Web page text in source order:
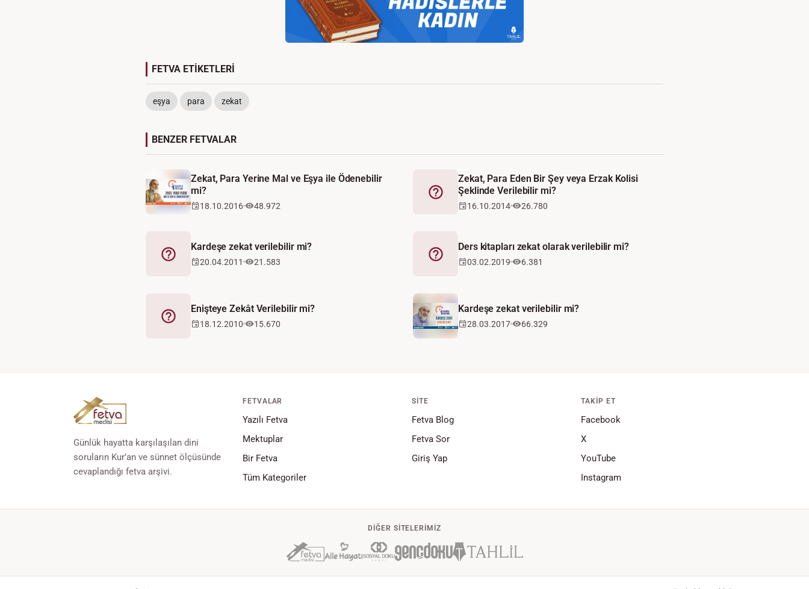
FETVA ETİKETLERİ
eşya para zekat
BENZER FETVALAR
Zekat, Para Yerine Mal ve Eşya ile Ödenebilir
mi?
18.10.2016 48.972
Fetva
Zekat, Para Eden Bir Şey veya Erzak Kolisi
Şeklinde Verilebilir mi?
16.10.2014 26.780
Fetva
Kardeşe zekat verilebilir mi?
20.04.2011 21.583 Fetva
Ders kitapları zekat olarak verilebilir mi?
03.02.2019 6.381
Fetva
Enişteye Zekât Verilebilir mi?
18.12.2010 15.670
Kardeşe zekat verilebilir mi?
28.03.2017 66.329
Günlük hayatta karşılaşılan dini
soruların Kur’an ve sünnet ölçüsünde
cevaplandığı fetva arşivi.
FETVALAR
Yazılı Fetva
Mektuplar
Bir Fetva
Tüm Kategoriler
SITE
Fetva Blog
Fetva Sor
Giriş Yap
TAKIP ET
Facebook
X
YouTube
Instagram
DIĞER SITELERIMIZ